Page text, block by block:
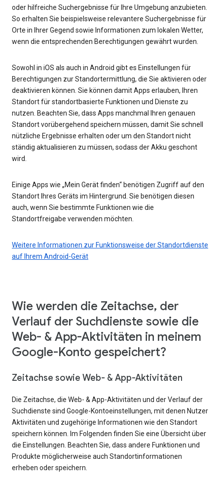
oder hilfreiche Suchergebnisse für Ihre Umgebung anzubieten.
So erhalten Sie beispielsweise relevantere Suchergebnisse für
Orte in Ihrer Gegend sowie Informationen zum lokalen Wetter,
wenn die entsprechenden Berechtigungen gewährt wurden.
Sowohl in iOS als auch in Android gibt es Einstellungen für
Berechtigungen zur Standortermittlung, die Sie aktivieren oder
deaktivieren können. Sie können damit Apps erlauben, Ihren
Standort für standortbasierte Funktionen und Dienste zu
nutzen. Beachten Sie, dass Apps manchmal Ihren genauen
Standort vorübergehend speichern müssen, damit Sie schnell
nützliche Ergebnisse erhalten oder um den Standort nicht
ständig aktualisieren zu müssen, sodass der Akku geschont
wird.
Einige Apps wie „Mein Gerät finden“ benötigen Zugriff auf den
Standort Ihres Geräts im Hintergrund. Sie benötigen diesen
auch, wenn Sie bestimmte Funktionen wie die
Standortfreigabe verwenden möchten.
Weitere Informationen zur Funktionsweise der Standortdienste
auf Ihrem Android-Gerät
Wie werden die Zeitachse, der
Verlauf der Suchdienste sowie die
Web- & App-Aktivitäten in meinem
Google-Konto gespeichert?
Zeitachse sowie Web- & App-Aktivitäten
Die Zeitachse, die Web- & App-Aktivitäten und der Verlauf der
Suchdienste sind Google-Kontoeinstellungen, mit denen Nutzer
Aktivitäten und zugehörige Informationen wie den Standort
speichern können. Im Folgenden finden Sie eine Übersicht über
die Einstellungen. Beachten Sie, dass andere Funktionen und
Produkte möglicherweise auch Standortinformationen
erheben oder speichern.